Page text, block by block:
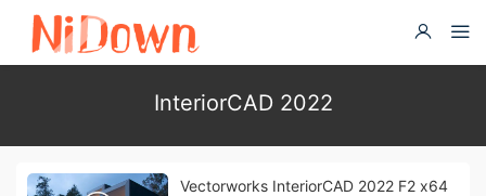
InteriorCAD 2022
Vectorworks InteriorCAD 2022 F2 x64